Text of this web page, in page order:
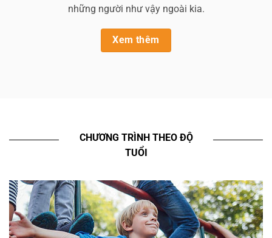
những người như vậy ngoài kia.
Xem thêm
CHƯƠNG TRÌNH THEO ĐỘ
TUỔI